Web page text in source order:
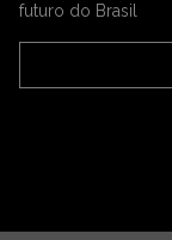
futuro do Brasil